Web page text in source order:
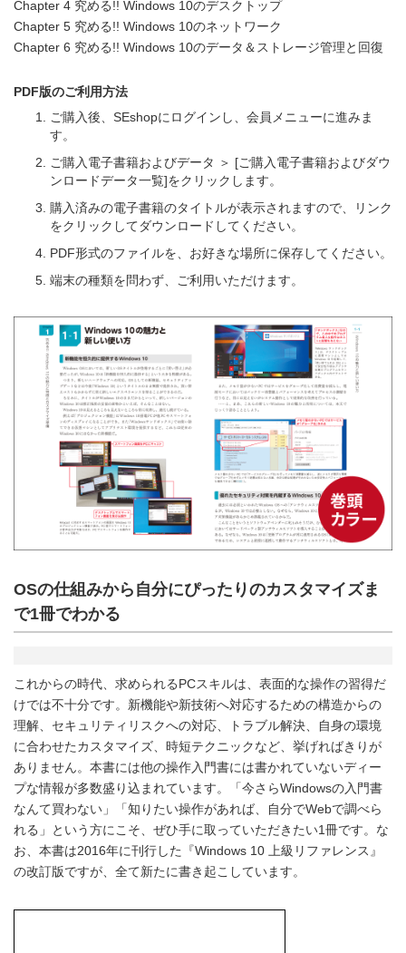
Chapter 4 究める!! Windows 10のデスクトップ
Chapter 5 究める!! Windows 10のネットワーク
Chapter 6 究める!! Windows 10のデータ＆ストレージ管理と回復
PDF版のご利用方法
ご購入後、SEshopにログインし、会員メニューに進みま
す。
ご購入電子書籍およびデータ ＞ [ご購入電子書籍およびダウ
ンロードデータ一覧]をクリックします。
購入済みの電子書籍のタイトルが表示されますので、リンク
をクリックしてダウンロードしてください。
PDF形式のファイルを、お好きな場所に保存してください。
端末の種類を問わず、ご利用いただけます。
OSの仕組みから自分にぴったりのカスタマイズま
で1冊でわかる
これからの時代、求められるPCスキルは、表面的な操作の習得だ
けでは不十分です。新機能や新技術へ対応するための構造からの
理解、セキュリティリスクへの対応、トラブル解決、自身の環境
に合わせたカスタマイズ、時短テクニックなど、挙げればきりが
ありません。本書には他の操作入門書には書かれていないディー
プな情報が多数盛り込まれています。「今さらWindowsの入門書
なんて買わない」「知りたい操作があれば、自分でWebで調べら
れる」という方にこそ、ぜひ手に取っていただきたい1冊です。な
お、本書は2016年に刊行した『Windows 10 上級リファレンス』
の改訂版ですが、全て新たに書き起こしています。